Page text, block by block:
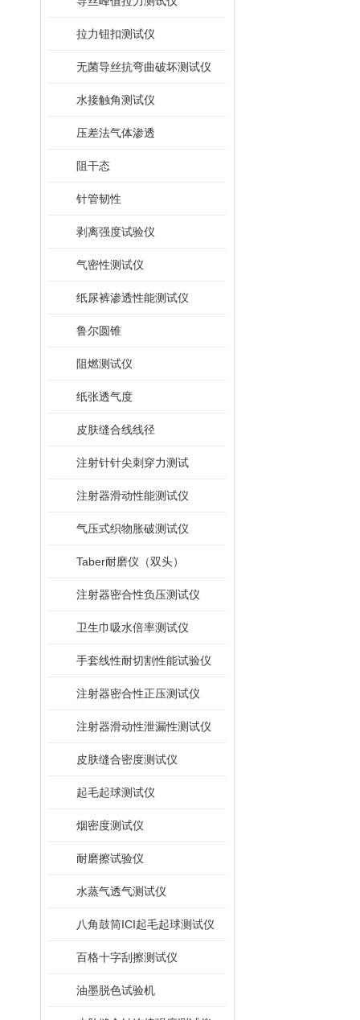
拉力钮扣测试仪
无菌导丝抗弯曲破坏测试仪
水接触角测试仪
压差法气体渗透
阻干态
针管韧性
剥离强度试验仪
气密性测试仪
纸尿裤渗透性能测试仪
鲁尔圆锥
阻燃测试仪
纸张透气度
皮肤缝合线线径
注射针针尖刺穿力测试
注射器滑动性能测试仪
气压式织物胀破测试仪
Taber耐磨仪（双头）
注射器密合性负压测试仪
卫生巾吸水倍率测试仪
手套线性耐切割性能试验仪
注射器密合性正压测试仪
注射器滑动性泄漏性测试仪
皮肤缝合密度测试仪
起毛起球测试仪
烟密度测试仪
耐磨擦试验仪
水蒸气透气测试仪
八角鼓筒ICI起毛起球测试仪
百格十字刮擦测试仪
油墨脱色试验机